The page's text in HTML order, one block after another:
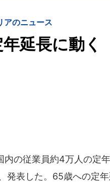
アのニュース
年延長に動
内の従業員約4万人の定
発表した。65歳への定